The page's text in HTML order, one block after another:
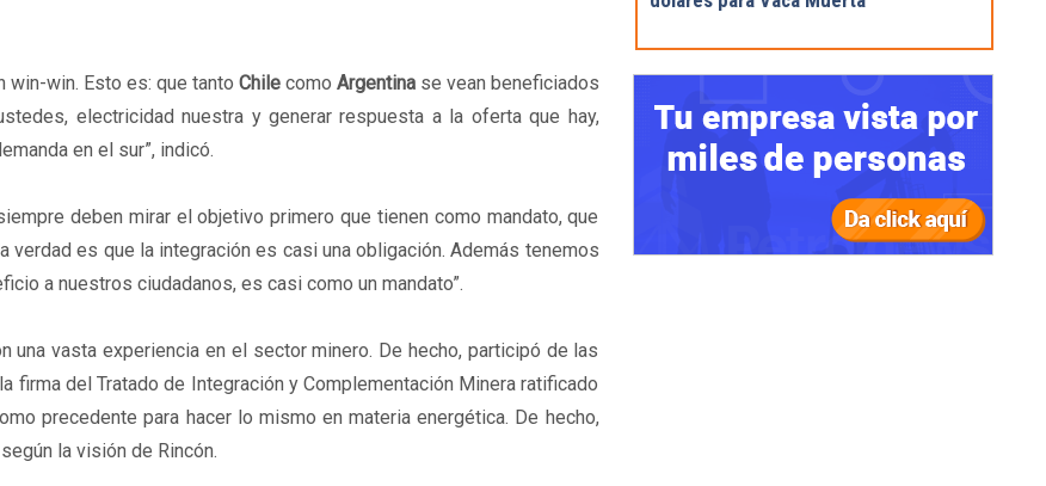
win-win. Esto es: que tanto Chile como Argentina se vean beneficiados
electricidad nuestra y generar respuesta a la oferta que hay,
en el sur”, indicó.
deben mirar el objetivo primero que tienen como mandato, que
verdad es que la integración es casi una obligación. Además tenemos
a nuestros ciudadanos, es casi como un mandato”.
una vasta experiencia en el sector minero. De hecho, participó de las
firma del Tratado de Integración y Complementación Minera ratificado
precedente para hacer lo mismo en materia energética. De hecho,
la visión de Rincón.